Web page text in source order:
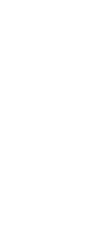
Presiona